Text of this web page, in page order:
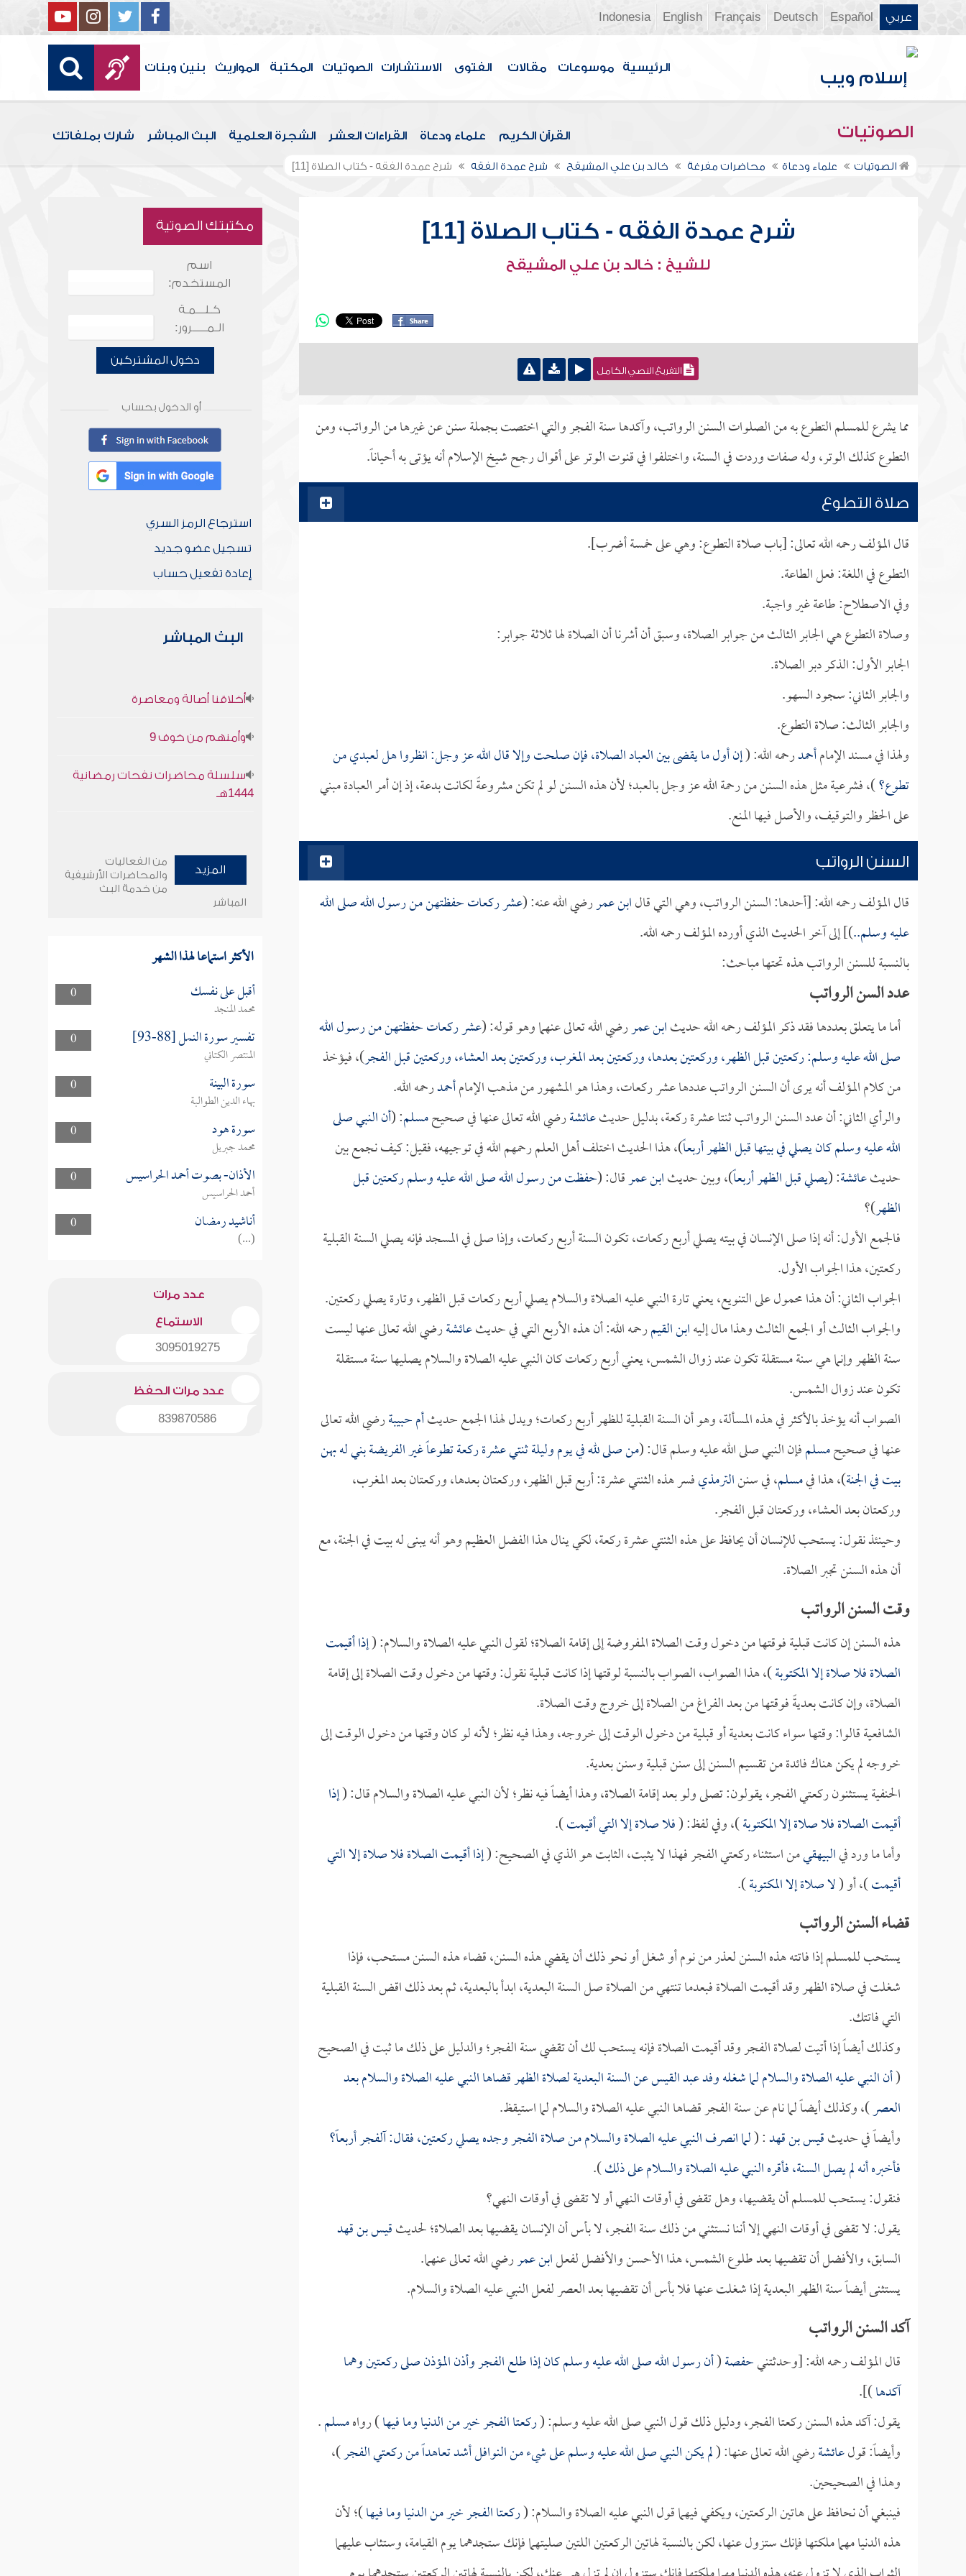
عربي Español
Deutsch
Français
English
Indonesia
الرئيسية موسوعات مقالات الفتوى الاستشارات الصوتيات المكتبة المواريث بنين وبنات
الصوتيات القرآن الكريم علماء ودعاة القراءات العشر الشجرة العلمية البث المباشر شارك بملفاتك
الصوتيات علماء ودعاة محاضرات مفرغة خالد بن علي المشيقح شرح عمدة الفقه شرح عمدة الفقه - كتاب الصلاة [11]
شرح عمدة الفقه - كتاب الصلاة [11]
للشيخ : خالد بن علي المشيقح
التفريغ النصي الكامل
مما يشرع للمسلم التطوع به من الصلوات السنن الرواتب، وآكدها سنة الفجر والتي اختصت بجملة سنن عن غيرها من الرواتب، ومن
التطوع كذلك الوتر، وله صفات وردت في السنة، واختلفوا في قنوت الوتر على أقوال رجح شيخ الإسلام أنه يؤتى به أحياناً.
صلاة التطوع
قال المؤلف رحمه الله تعالى: [باب صلاة التطوع: وهي على خمسة أضرب].
التطوع في اللغة: فعل الطاعة.
وفي الاصطلاح: طاعة غير واجبة.
وصلاة التطوع هي الجابر الثالث من جوابر الصلاة، وسبق أن أشرنا أن الصلاة لها ثلاثة جوابر:
الجابر الأول: الذكر دبر الصلاة.
والجابر الثاني: سجود السهو.
والجابر الثالث: صلاة التطوع.
ولهذا في مسند الإمامأحمدرحمه الله: (إن أول ما يقضى بين العباد الصلاة، فإن صلحت وإلا قال الله عز وجل: انظروا هل لعبدي من
تطوع؟)، فشرعية مثل هذه السنن من رحمة الله عز وجل بالعبد؛ لأن هذه السنن لو لم تكن مشروعةً لكانت بدعة، إذ إن أمر العبادة مبني
على الحظر والتوقيف، والأصل فيها المنع.
السنن الرواتب
قال المؤلف رحمه الله: [أحدها: السنن الرواتب، وهي التي قالابن عمررضي الله عنه: (عشر ركعات حفظتهن من رسول الله صلى الله
عليه وسلم..)] إلى آخر الحديث الذي أورده المؤلف رحمه الله.
بالنسبة للسنن الرواتب هذه تحتها مباحث:
عدد السن الرواتب
أما ما يتعلق بعددها فقد ذكر المؤلف رحمه الله حديثابن عمررضي الله تعالى عنهما وهو قوله: (عشر ركعات حفظتهن من رسول الله
صلى الله عليه وسلم: ركعتين قبل الظهر، وركعتين بعدها، وركعتين بعد المغرب، وركعتين بعد العشاء، وركعتين قبل الفجر)، فيؤخذ
من كلام المؤلف أنه يرى أن السنن الرواتب عددها عشر ركعات، وهذا هو المشهور من مذهب الإمامأحمدرحمه الله.
والرأي الثاني: أن عدد السنن الرواتب ثنتا عشرة ركعة، بدليل حديثعائشةرضي الله تعالى عنها في صحيحمسلم: (أن النبي صلى
الله عليه وسلم كان يصلي في بيتها قبل الظهر أربعاً)، هذا الحديث اختلف أهل العلم رحمهم الله في توجيهه، فقيل: كيف نجمع بين
حديثعائشة: (يصلي قبل الظهر أربعاً)، وبين حديثابن عمرقال: (حفظت من رسول الله صلى الله عليه وسلم ركعتين قبل
الظهر)؟
فالجمع الأول: أنه إذا صلى الإنسان في بيته يصلي أربع ركعات، تكون السنة أربع ركعات، وإذا صلى في المسجد فإنه يصلي السنة القبلية
ركعتين، هذا الجواب الأول.
الجواب الثاني: أن هذا محمول على التنويع، يعني تارة النبي عليه الصلاة والسلام يصلي أربع ركعات قبل الظهر، وتارة يصلي ركعتين.
والجواب الثالث أو الجمع الثالث وهذا مال إليهابن القيمرحمه الله: أن هذه الأربع التي في حديثعائشةرضي الله تعالى عنها ليست
سنة الظهر وإنما هي سنة مستقلة تكون عند زوال الشمس، يعني أربع ركعات كان النبي عليه الصلاة والسلام يصليها سنة مستقلة
تكون عند زوال الشمس.
الصواب أنه يؤخذ بالأكثر في هذه المسألة، وهو أن السنة القبلية للظهر أربع ركعات؛ ويدل لهذا الجمع حديثأم حبيبةرضي الله تعالى
عنها في صحيحمسلمفإن النبي صلى الله عليه وسلم قال: (من صلى لله في يوم وليلة ثنتي عشرة ركعة تطوعاً غير الفريضة بني له بهن
بيت في الجنة)، هذا فيمسلم، في سننالترمذيفسر هذه الثنتي عشرة: أربع قبل الظهر، وركعتان بعدها، وركعتان بعد المغرب،
وركعتان بعد العشاء، وركعتان قبل الفجر.
وحينئذ نقول: يستحب للإنسان أن يحافظ على هذه الثنتي عشرة ركعة، لكي ينال هذا الفضل العظيم وهو أنه يبنى له بيت في الجنة، مع
أن هذه السنن تجبر الصلاة.
وقت السنن الرواتب
هذه السنن إن كانت قبلية فوقتها من دخول وقت الصلاة المفروضة إلى إقامة الصلاة؛ لقول النبي عليه الصلاة والسلام: (إذا أقيمت
الصلاة فلا صلاة إلا المكتوبة)، هذا الصواب، الصواب بالنسبة لوقتها إذا كانت قبلية نقول: وقتها من دخول وقت الصلاة إلى إقامة
الصلاة، وإن كانت بعديةً فوقتها من بعد الفراغ من الصلاة إلى خروج وقت الصلاة.
الشافعية قالوا: وقتها سواء كانت بعدية أو قبلية من دخول الوقت إلى خروجه، وهذا فيه نظر؛ لأنه لو كان وقتها من دخول الوقت إلى
خروجه لم يكن هناك فائدة من تقسيم السنن إلى سنن قبلية وسنن بعدية.
الحنفية يستثنون ركعتي الفجر، يقولون: تصلى ولو بعد إقامة الصلاة، وهذا أيضاً فيه نظر؛ لأن النبي عليه الصلاة والسلام قال: (إذا
أقيمت الصلاة فلا صلاة إلا المكتوبة)، وفي لفظ: (فلا صلاة إلا التي أقيمت).
وأما ما ورد فيالبيهقيمن استثناء ركعتي الفجر فهذا لا يثبت، الثابت هو الذي في الصحيح: (إذا أقيمت الصلاة فلا صلاة إلا التي
أقيمت)، أو (لا صلاة إلا المكتوبة).
قضاء السنن الرواتب
يستحب للمسلم إذا فاتته هذه السنن لعذر من نوم أو شغل أو نحو ذلك أن يقضي هذه السنن، قضاء هذه السنن مستحب، فإذا
شغلت في صلاة الظهر وقد أقيمت الصلاة فبعدما تنتهي من الصلاة صل السنة البعدية، ابدأ بالبعدية، ثم بعد ذلك اقض السنة القبلية
التي فاتتك.
وكذلك أيضاً إذا أتيت لصلاة الفجر وقد أقيمت الصلاة فإنه يستحب لك أن تقضي سنة الفجر؛ والدليل على ذلك ما ثبت في الصحيح
(أن النبي عليه الصلاة والسلام لما شغله وفد عبد القيس عن السنة البعدية لصلاة الظهر قضاها النبي عليه الصلاة والسلام بعد
العصر)، وكذلك أيضاً لما نام عن سنة الفجر قضاها النبي عليه الصلاة والسلام لما استيقظ.
وأيضاً في حديثقيس بن قهد: (لما انصرف النبي عليه الصلاة والسلام من صلاة الفجر وجده يصلي ركعتين، فقال: آلفجر أربعاً؟
فأخبره أنه لم يصل السنة، فأقره النبي عليه الصلاة والسلام على ذلك).
فنقول: يستحب للمسلم أن يقضيها، وهل تقضى في أوقات النهي أو لا تقضى في أوقات النهي؟
يقول: لا تقضى في أوقات النهي إلا أننا نستثني من ذلك سنة الفجر، لا بأس أن الإنسان يقضيها بعد الصلاة؛ لحديثقيس بن قهد
السابق، والأفضل أن تقضيها بعد طلوع الشمس، هذا الأحسن والأفضل لفعلابن عمررضي الله تعالى عنهما.
يستثنى أيضاً سنة الظهر البعدية إذا شغلت عنها فلا بأس أن تقضيها بعد العصر لفعل النبي عليه الصلاة والسلام.
آكد السنن الرواتب
قال المؤلف رحمه الله: [وحدثتنيحفصة(أن رسول الله صلى الله عليه وسلم كان إذا طلع الفجر وأذن المؤذن صلى ركعتين وهما
آكدها)].
يقول: آكد هذه السنن ركعتا الفجر، ودليل ذلك قول النبي صلى الله عليه وسلم: (ركعتا الفجر خير من الدنيا وما فيها) رواهمسلم.
وأيضاً: قولعائشةرضي الله تعالى عنها: (لم يكن النبي صلى الله عليه وسلم على شيء من النوافل أشد تعاهداً من ركعتي الفجر)،
وهذا في الصحيحين.
فينبغي أن نحافظ على هاتين الركعتين، ويكفي فيهما قول النبي عليه الصلاة والسلام: (ركعتا الفجر خير من الدنيا وما فيها)؛ لأن
هذه الدنيا مهما ملكتها فإنك ستزول عنها، لكن بالنسبة لهاتين الركعتين اللتين صليتهما فإنك ستجدهما يوم القيامة، وستثاب عليهما
مكتبتك الصوتية
اسم
المستخدم:
كـلـــمـة
الـمـــــرور:
دخول المشتركين
أو الدخول بحساب
استرجاع الرمز السري
تسجيل عضو جديد
إعادة تفعيل حساب
البث المباشر
أخلاقنا أصالة ومعاصرة
وأمنهم من خوف 9
سلسلة محاضرات نفحات رمضانية
1444هـ
المزيد
من الفعاليات
والمحاضرات الأرشيفية
من خدمة البث
المباشر
الأكثر استماعا لهذا الشهر
0 أقبل على نفسك
محمد المنجد
0
تفسير سورة النمل [88-93]
المنتصر الكتاني
0
سورة البينة
بهاء الدين الطوالبة
0
سورة هود
محمد جبريل
0
الأذان- بصوت أحمد الحراسيس
أحمد الحراسيس
0
أناشيد رمضان
(...)
عدد مرات
الاستماع
3095019275
عدد مرات الحفظ
839870586